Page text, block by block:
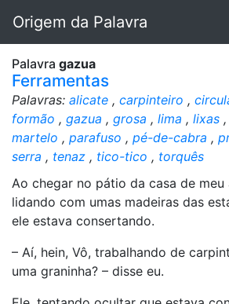
Origem da Palavra
Palavra gazua
Ferramentas
Palavras: alicate , carpinteiro ,
formão , gazua , grosa , lima , lixas ,
martelo , parafuso , pé-de-cabra ,
serra , tenaz , tico-tico , torquês
Ao chegar no pátio da casa de
lidando com umas madeiras das
ele estava consertando.
– Aí, hein, Vô, trabalhando de
uma graninha? – disse eu.